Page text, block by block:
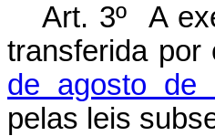
Art. 3º A
transferida
de agosto de
pelas leis